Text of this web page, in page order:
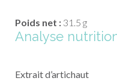
Poids net : 31.5 g
Analyse
Extrait d’artichaut